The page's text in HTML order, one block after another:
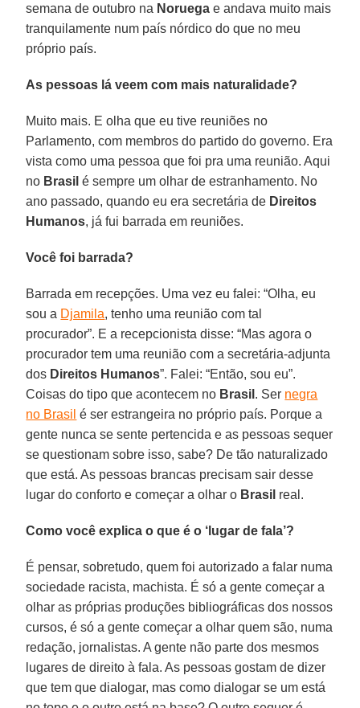
semana de outubro na Noruega e andava muito mais
tranquilamente num país nórdico do que no meu
próprio país.
As pessoas lá veem com mais naturalidade?
Muito mais. E olha que eu tive reuniões no
Parlamento, com membros do partido do governo. Era
vista como uma pessoa que foi pra uma reunião. Aqui
no Brasil é sempre um olhar de estranhamento. No
ano passado, quando eu era secretária de Direitos
Humanos, já fui barrada em reuniões.
Você foi barrada?
Barrada em recepções. Uma vez eu falei: “Olha, eu
sou a Djamila, tenho uma reunião com tal
procurador”. E a recepcionista disse: “Mas agora o
procurador tem uma reunião com a secretária-adjunta
dos Direitos Humanos”. Falei: “Então, sou eu”.
Coisas do tipo que acontecem no Brasil . Ser negra
no Brasil é ser estrangeira no próprio país. Porque a
gente nunca se sente pertencida e as pessoas sequer
se questionam sobre isso, sabe? De tão naturalizado
que está. As pessoas brancas precisam sair desse
lugar do conforto e começar a olhar o Brasil real.
Como você explica o que é o ‘lugar de fala’?
É pensar, sobretudo, quem foi autorizado a falar numa
sociedade racista, machista. É só a gente começar a
olhar as próprias produções bibliográficas dos nossos
cursos, é só a gente começar a olhar quem são, numa
redação, jornalistas. A gente não parte dos mesmos
lugares de direito à fala. As pessoas gostam de dizer
que tem que dialogar, mas como dialogar se um está